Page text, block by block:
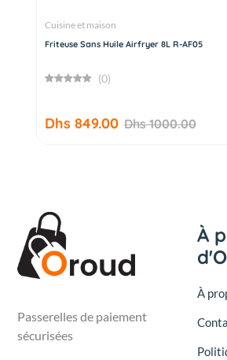
Cuisine et maison
Friteuse Sans Huile Airfryer 8L R-AF05
(0)
Dhs 849.00 Dhs 1000.00
Passerelles de paiement
sécurisées
À
À